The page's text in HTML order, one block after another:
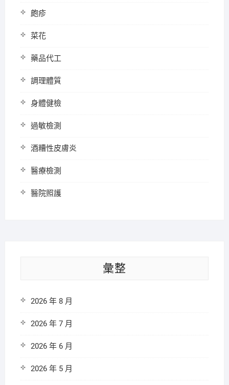
皰疹
菜花
藥品代工
調理體質
身體健檢
過敏檢測
酒糟性皮膚炎
醫療檢測
醫院照護
彙整
2026 年 8 月
2026 年 7 月
2026 年 6 月
2026 年 5 月